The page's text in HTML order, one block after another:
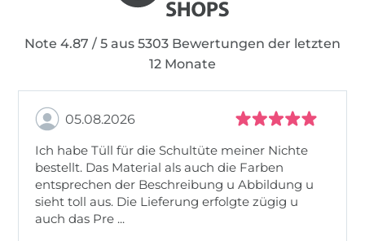
Note 4.87 / 5 aus 5303 Bewertungen der letzten
12 Monate
05.08.2026
Ich habe Tüll für die Schultüte meiner Nichte
bestellt. Das Material als auch die Farben
entsprechen der Beschreibung u Abbildung u
sieht toll aus. Die Lieferung erfolgte zügig u
auch das Pre ...